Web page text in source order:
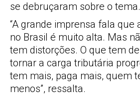
se debruçaram sobre o tema.
“A grande imprensa fala que
no Brasil é muito alta. Mas
tem distorções. O que tem
tornar a carga tributária
tem mais, paga mais, quem
menos”, ressalta.